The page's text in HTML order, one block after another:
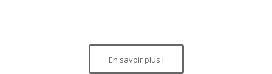
En savoir plus !